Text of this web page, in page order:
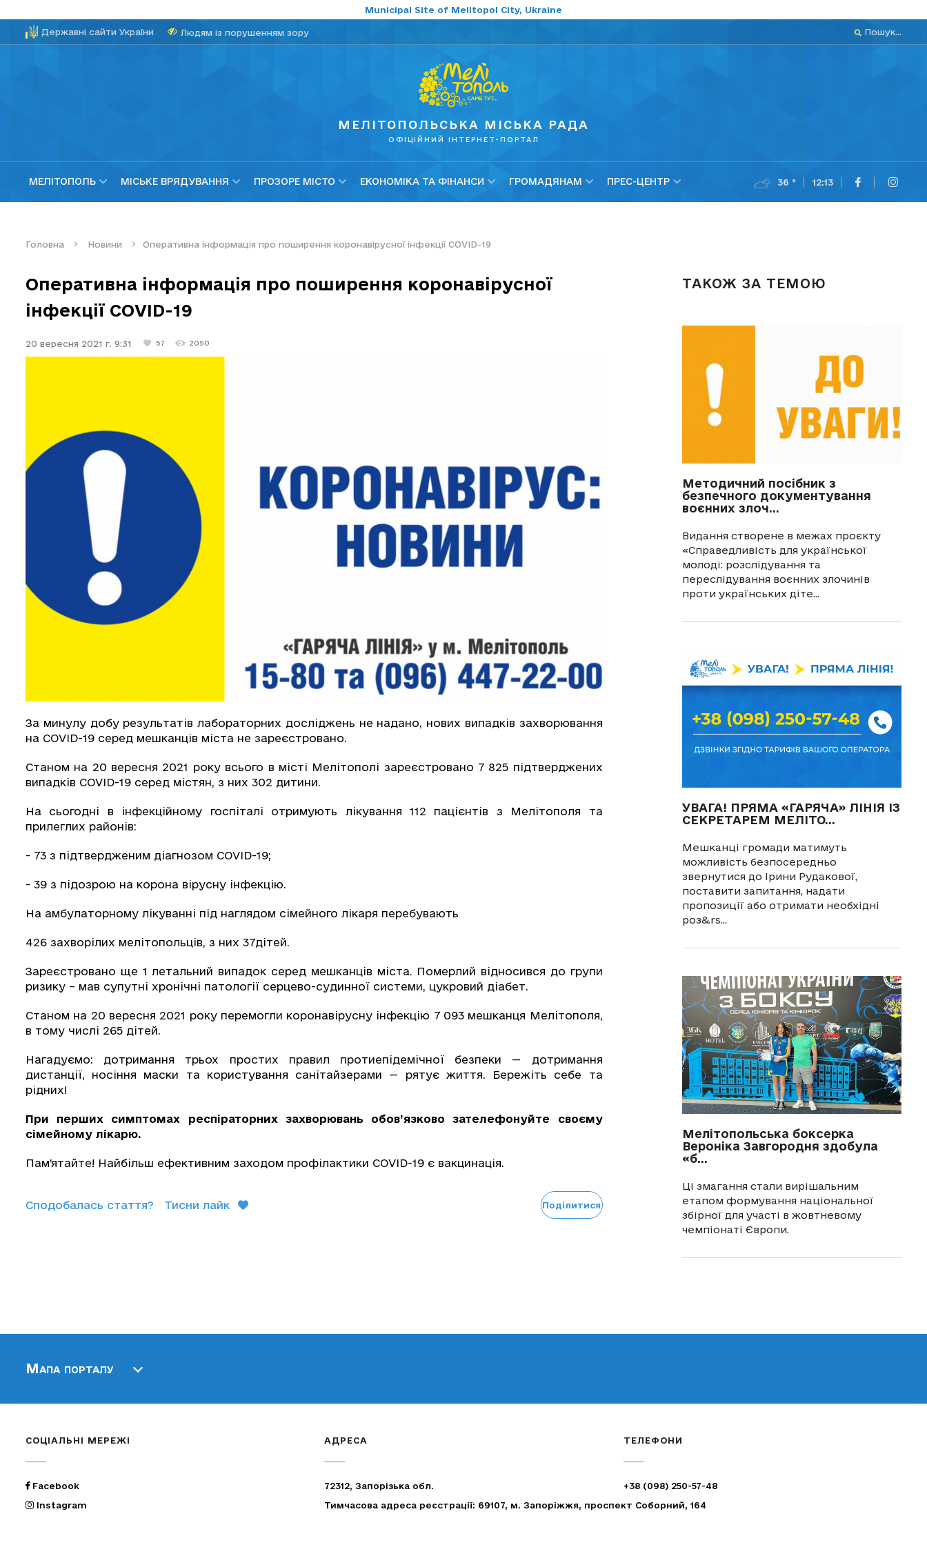
Municipal Site of Melitopol City, Ukraine
Державні сайти України Людям із порушенням зору Пошук...
МЕЛІТОПОЛЬСЬКА МІСЬКА РАДА
ОФІЦІЙНИЙ ІНТЕРНЕТ-ПОРТАЛ
МЕЛІТОПОЛЬ МІСЬКЕ ВРЯДУВАННЯ ПРОЗОРЕ МІСТО ЕКОНОМІКА ТА ФІНАНСИ ГРОМАДЯНАМ ПРЕС-ЦЕНТР 36 ° 12:13
Головна Новини Оперативна інформація про поширення коронавірусної інфекції COVID-19
Оперативна інформація про поширення коронавірусної
інфекції COVID-19
20 вересня 2021 г. 9:31 57 2090
За минулу добу результатів лабораторних досліджень не надано, нових випадків захворювання
на COVID-19 серед мешканців міста не зареєстровано.
Станом на 20 вересня 2021 року всього в місті Мелітополі зареєстровано 7 825 підтверджених
випадків СOVID-19 серед містян, з них 302 дитини.
На сьогодні в інфекційному госпіталі отримують лікування 112 пацієнтів з Мелітополя та
прилеглих районів:
- 73 з підтвердженим діагнозом COVID-19;
- 39 з підозрою на корона вірусну інфекцію.
На амбулаторному лікуванні під наглядом сімейного лікаря перебувають
426 захворілих мелітопольців, з них 37дітей.
Зареєстровано ще 1 летальний випадок серед мешканців міста. Померлий відносився до групи
ризику – мав супутні хронічні патології серцево-судинної системи, цукровий діабет.
Станом на 20 вересня 2021 року перемогли коронавірусну інфекцію 7 093 мешканця Мелітополя,
в тому числі 265 дітей.
Нагадуємо: дотримання трьох простих правил протиепідемічної безпеки — дотримання
дистанції, носіння маски та користування санітайзерами — рятує життя. Бережіть себе та
рідних!
При перших симптомах респіраторних захворювань обов’язково зателефонуйте своєму
сімейному лікарю.
Пам’ятайте! Найбільш ефективним заходом профілактики СOVID-19 є вакцинація.
Сподобалась стаття? Тисни лайк Поділитися
ТАКОЖ ЗА ТЕМОЮ
Методичний посібник з
безпечного документування
воєнних злоч...
Видання створене в межах проєкту
«Справедливість для української
молоді: розслідування та
переслідування воєнних злочинів
проти українських діте...
УВАГА! ПРЯМА «ГАРЯЧА» ЛІНІЯ ІЗ
СЕКРЕТАРЕМ МЕЛІТО...
Мешканці громади матимуть
можливість безпосередньо
звернутися до Ірини Рудакової,
поставити запитання, надати
пропозиції або отримати необхідні
роз&rs...
Мелітопольська боксерка
Вероніка Завгородня здобула
«б...
Ці змагання стали вирішальним
етапом формування національної
збірної для участі в жовтневому
чемпіонаті Європи.
Мапа порталу
СОЦІАЛЬНІ МЕРЕЖІ
Facebook
Instagram
АДРЕСА
72312, Запорізька обл.
Тимчасова адреса реєстрації: 69107, м. Запоріжжя, проспект Соборний, 164
ТЕЛЕФОНИ
+38 (098) 250-57-48